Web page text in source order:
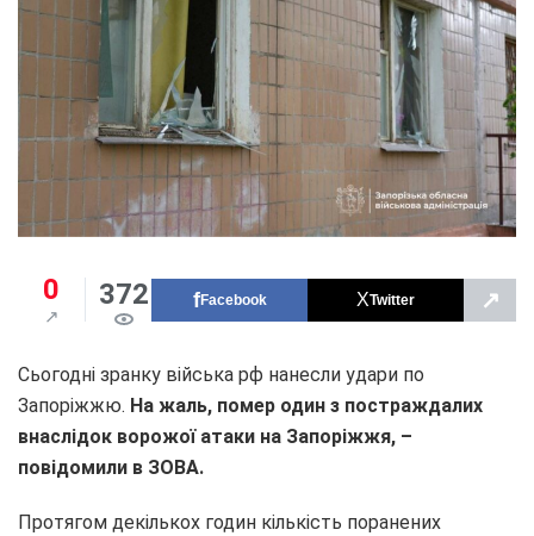
0 372 Facebook Twitter ↗
Сьогодні зранку війська рф нанесли удари по
Запоріжжю. На жаль, помер один з постраждалих
внаслідок ворожої атаки на Запоріжжя, –
повідомили в ЗОВА.
Протягом декількох годин кількість поранених